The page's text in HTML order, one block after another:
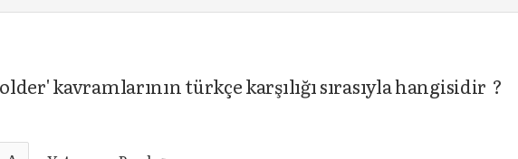
kavramlarının türkçe karşılığı sırasıyla hangisidir ?